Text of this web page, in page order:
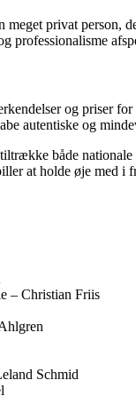
meget privat
professionalisme
og priser
autentiske og
både
at holde øje med i
– Christian Friis
Schmid